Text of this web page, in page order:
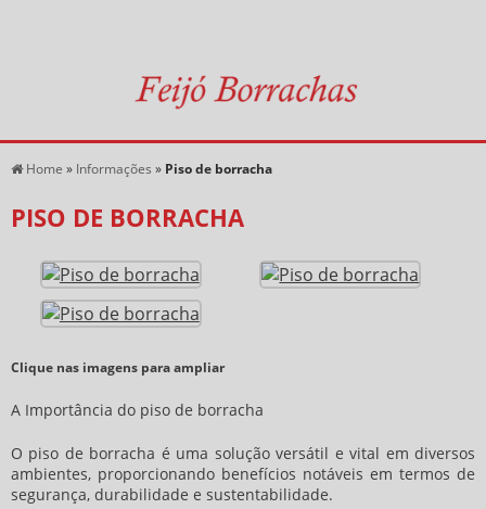
Home » Informações » Piso de borracha
PISO DE BORRACHA
Clique nas imagens para ampliar
A Importância do piso de borracha
O piso de borracha é uma solução versátil e vital em diversos
ambientes, proporcionando benefícios notáveis em termos de
segurança, durabilidade e sustentabilidade.